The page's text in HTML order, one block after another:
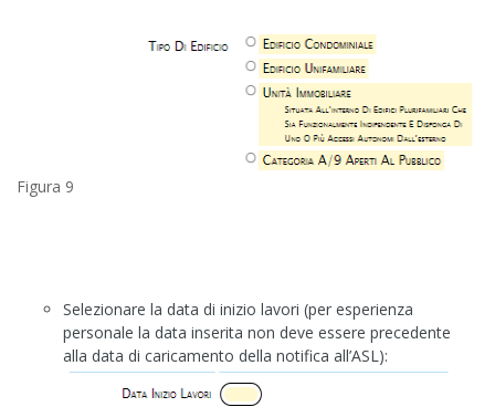
Figura 9
Selezionare la data di inizio lavori (per esperienza
personale la data inserita non deve essere precedente
alla data di caricamento della notifica all’ASL):